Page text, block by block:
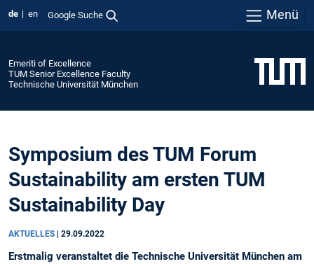
de en Google Suche Menü
Emeriti of Excellence
TUM Senior Excellence Faculty
Technische Universität München
Symposium des TUM Forum
Sustainability am ersten TUM
Sustainability Day
AKTUELLES 29.09.2022
Erstmalig veranstaltet die Technische Universität München am